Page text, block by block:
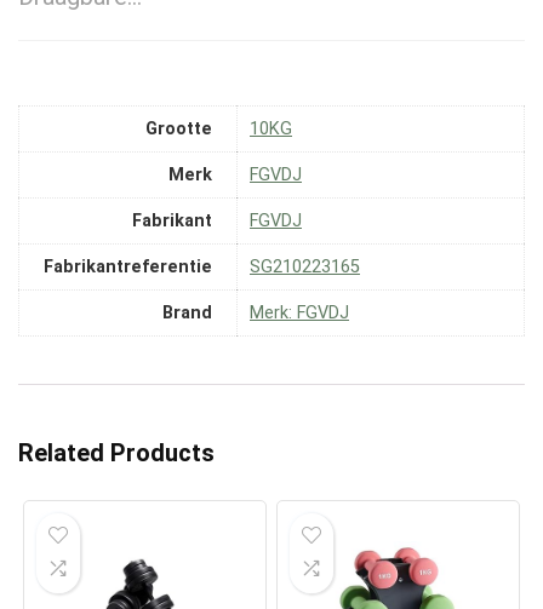
Grootte ‎10KG
Merk ‎FGVDJ
Fabrikant ‎FGVDJ
Fabrikantreferentie ‎SG210223165
Brand Merk: FGVDJ
Related Products